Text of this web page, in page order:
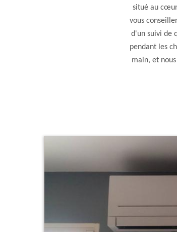
situé au cœur
vous
d'un suivi de
pendant les
main, et